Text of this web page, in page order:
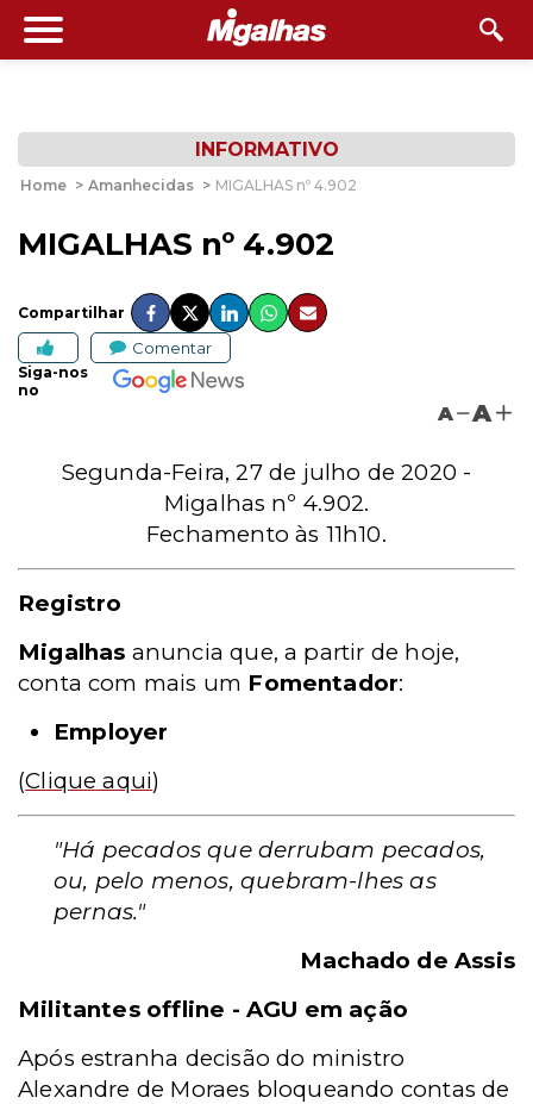
INFORMATIVO
Home > Amanhecidas > MIGALHAS nº 4.902
MIGALHAS nº 4.902
Compartilhar
Comentar
Siga-nos
no
A A
Segunda-Feira, 27 de julho de 2020 -
Migalhas nº 4.902.
Fechamento às 11h10.
Registro
Migalhas anuncia que, a partir de hoje,
conta com mais um Fomentador:
Employer
(Clique aqui)
"Há pecados que derrubam pecados,
ou, pelo menos, quebram-lhes as
pernas."
Machado de Assis
Militantes offline - AGU em ação
Após estranha decisão do ministro
Alexandre de Moraes bloqueando contas de